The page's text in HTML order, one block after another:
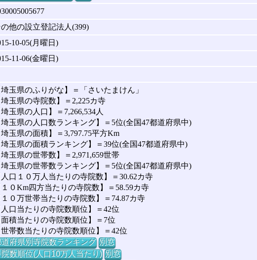
他の設立登記法人(399)
10-05(月曜日)
11-06(金曜日)
埼玉県のふりがな】＝「さいたまけん」
埼玉県の寺院数】＝2,225カ寺
埼玉県の人口】＝7,266,534人
埼玉県の人口数ランキング】＝5位(全国47都道府県中)
埼玉県の面積】＝3,797.75平方Km
埼玉県の面積ランキング】＝39位(全国47都道府県中)
埼玉県の世帯数】＝2,971,659世帯
埼玉県の世帯数ランキング】＝5位(全国47都道府県中)
人口１０万人当たりの寺院数】＝30.62カ寺
１０Km四方当たりの寺院数】＝58.59カ寺
１０万世帯当たりの寺院数】＝74.87カ寺
人口当たりの寺院数順位】＝42位
面積当たりの寺院数順位】＝7位
世帯数当たりの寺院数順位】＝42位
道府県別寺院数ランキング 別窓
院数順位(人口10万人当たり) 別窓